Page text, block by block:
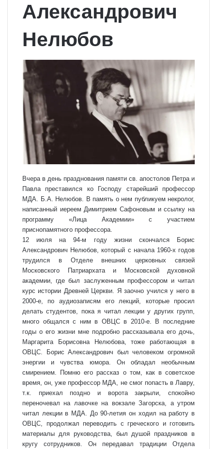
Александрович
Нелюбов
Вчера в день празднования памяти св. апостолов Петра и
Павла преставился ко Господу старейший профессор
МДА. Б.А. Нелюбов. В память о нем публикуем некролог,
написанный иереем Димитрием Сафоновым и ссылку на
программу «Лица Академии» с участием
приснопамятного профессора.
12 июля на 94-м году жизни скончался Борис
Александрович Нелюбов, который с начала 1960-х годов
трудился в Отделе внешних церковных связей
Московского Патриархата и Московской духовной
академии, где был заслуженным профессором и читал
курс истории Древней Церкви. Я заочно учился у него в
2000-е, по аудиозаписям его лекций, которые просил
делать студентов, пока я читал лекции у других групп,
много общался с ним в ОВЦС в 2010-е. В последние
годы о его жизни мне подробно рассказывала его дочь,
Маргарита Борисовна Нелюбова, тоже работающая в
ОВЦС. Борис Александрович был человеком огромной
энергии и чувства юмора. Он обладал необычным
смирением. Помню его рассказ о том, как в советское
время, он, уже профессор МДА, не смог попасть в Лавру,
т.к. приехал поздно и ворота закрыли, спокойно
переночевал на лавочке на вокзале Загорска, а утром
читал лекции в МДА. До 90-летия он ходил на работу в
ОВЦС, продолжал переводить с греческого и готовить
материалы для руководства, был душой праздников в
кругу сотрудников. Он передавал традиции Отдела